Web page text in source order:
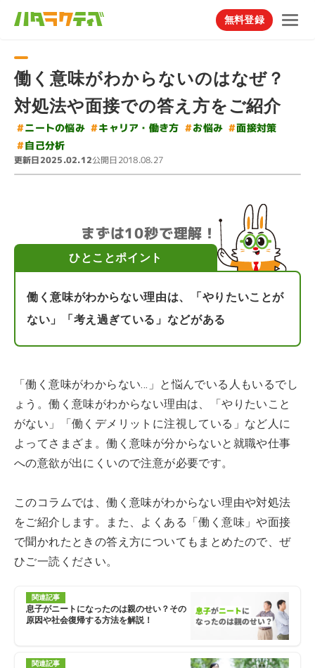
無料登録
働く意味がわからないのはなぜ？
対処法や面接での答え方をご紹介
#ニートの悩み #キャリア・働き方 #お悩み #面接対策
#自己分析
更新日2025.02.12公開日2018.08.27
まずは10秒で理解！
ひとことポイント
働く意味がわからない理由は、「やりたいことが
ない」「考え過ぎている」などがある
「働く意味がわからない…」と悩んでいる人もいるでし
ょう。働く意味がわからない理由は、「やりたいこと
がない」「働くデメリットに注視している」など人に
よってさまざま。働く意味が分からないと就職や仕事
への意欲が出にくいので注意が必要です。
このコラムでは、働く意味がわからない理由や対処法
をご紹介します。また、よくある「働く意味」や面接
で聞かれたときの答え方についてもまとめたので、ぜ
ひご一読ください。
関連記事
息子がニートになったのは親のせい？その
原因や社会復帰する方法を解説！
関連記事